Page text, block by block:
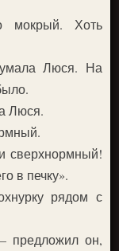
Хоть
Люся. На
Люся.
сверхнормный!
в печку».
рядом с
предложил он,